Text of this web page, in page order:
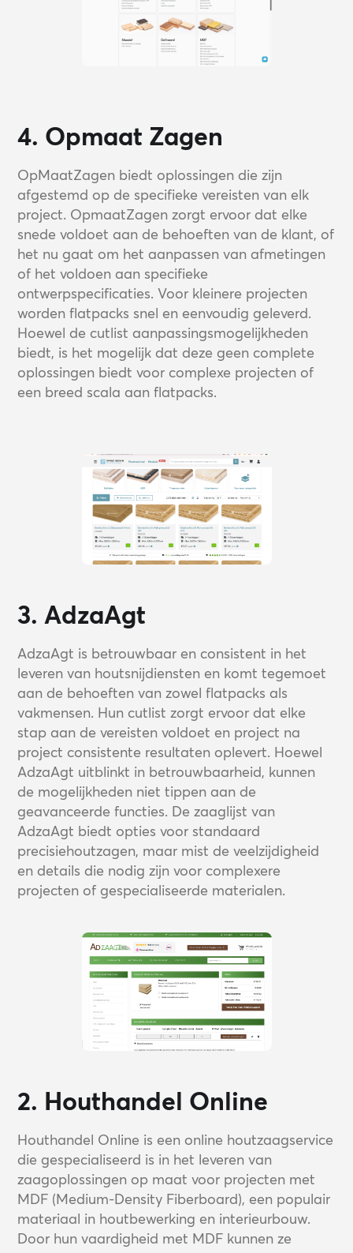
4. Opmaat Zagen
OpMaatZagen biedt oplossingen die zijn
afgestemd op de specifieke vereisten van elk
project. OpmaatZagen zorgt ervoor dat elke
snede voldoet aan de behoeften van de klant, of
het nu gaat om het aanpassen van afmetingen
of het voldoen aan specifieke
ontwerpspecificaties. Voor kleinere projecten
worden flatpacks snel en eenvoudig geleverd.
Hoewel de cutlist aanpassingsmogelijkheden
biedt, is het mogelijk dat deze geen complete
oplossingen biedt voor complexe projecten of
een breed scala aan flatpacks.
3. AdzaAgt
AdzaAgt is betrouwbaar en consistent in het
leveren van houtsnijdiensten en komt tegemoet
aan de behoeften van zowel flatpacks als
vakmensen. Hun cutlist zorgt ervoor dat elke
stap aan de vereisten voldoet en project na
project consistente resultaten oplevert. Hoewel
AdzaAgt uitblinkt in betrouwbaarheid, kunnen
de mogelijkheden niet tippen aan de
geavanceerde functies. De zaaglijst van
AdzaAgt biedt opties voor standaard
precisiehoutzagen, maar mist de veelzijdigheid
en details die nodig zijn voor complexere
projecten of gespecialiseerde materialen.
2. Houthandel Online
Houthandel Online is een online houtzaagservice
die gespecialiseerd is in het leveren van
zaagoplossingen op maat voor projecten met
MDF (Medium-Density Fiberboard), een populair
materiaal in houtbewerking en interieurbouw.
Door hun vaardigheid met MDF kunnen ze